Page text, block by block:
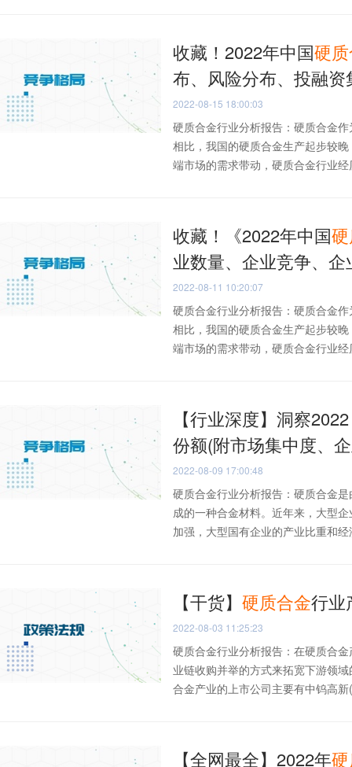
收藏！2022年中国硬
布、风险分布、投融资
2022-08-15 18:00:03
硬质合金行业分析报告：硬质合金
相比，我国的硬质合金生产起步较
端市场的需求带动，硬质合金行业经
收藏！《2022年中国
业数量、企业竞争、
2022-08-11 10:20:07
硬质合金行业分析报告：硬质合金
相比，我国的硬质合金生产起步较
端市场的需求带动，硬质合金行业经
【行业深度】洞察
份额(附市场集中度、
2022-08-09 17:00:48
硬质合金行业分析报告：硬质合金
成的一种合金材料。近年来，大型
加强，大型国有企业的产业比重和
【干货】 硬质合金行业
2022-08-03 11:25:23
硬质合金行业分析报告：在硬质合
业链收购并举的方式来拓宽下游领
合金产业的上市公司主要有中钨高
【全网最全】2022年